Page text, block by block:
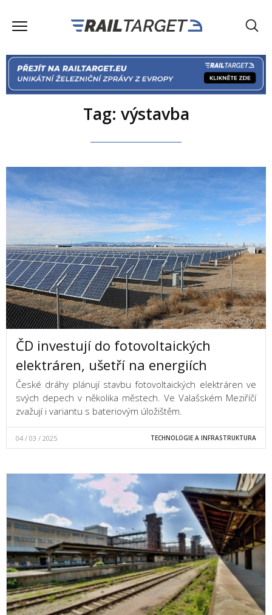
Tag: výstavba
ČD investují do fotovoltaických
elektráren, ušetří na energiích
České dráhy plánují stavbu fotovoltaických elektráren ve
svých depech v několika městech. Ve Valašském Meziříčí
zvažují i variantu s bateriovým úložištěm.
04 / 03 / 2025 TECHNOLOGIE A INFRASTRUKTURA